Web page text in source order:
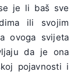
je li baš sve
ili svojim
ovoga svijeta
da je ona
pojavnosti i